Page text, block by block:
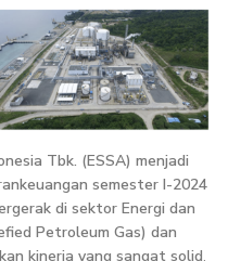
Tbk. (ESSA) menjadi
semester I-2024
di sektor Energi dan
Petroleum Gas) dan
kinerja yang sangat solid.